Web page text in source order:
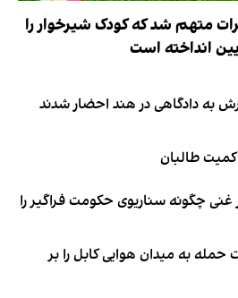
متهم شد که کودک شیرخوار را
انداخته است
به دادگاهی در هند احضار شدند
طالبان
چگونه سناریوی حکومت فراگیر را
به میدان هوایی کابل را بر